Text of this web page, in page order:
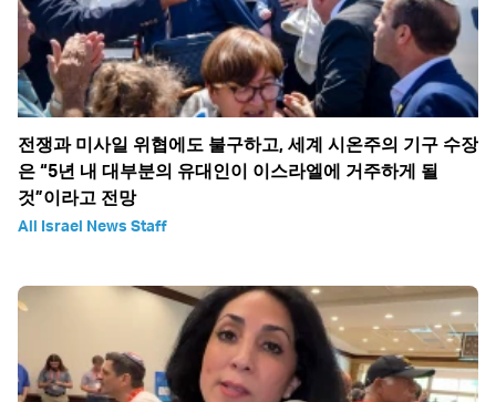
전쟁과 미사일 위협에도 불구하고, 세계 시온주의 기구 수장
은 “5년 내 대부분의 유대인이 이스라엘에 거주하게 될
것”이라고 전망
All Israel News Staff